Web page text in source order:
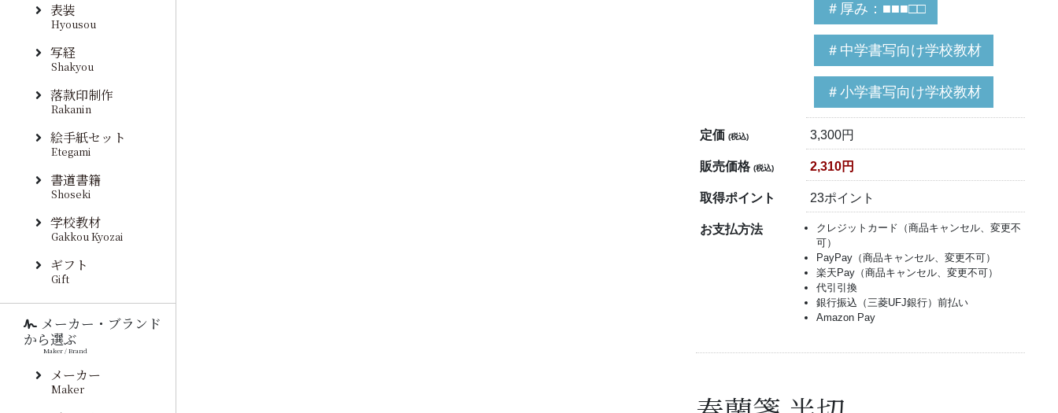
＃厚み：■■■□□
＃中学書写向け学校教材
＃小学書写向け学校教材
定価(税込) 3,300円
販売価格(税込) 2,310円
取得ポイント 23ポイント
お支払方法
クレジットカード（商品キャンセル、変更不
可）
PayPay（商品キャンセル、変更不可）
楽天Pay（商品キャンセル、変更不可）
代引引換
銀行振込（三菱UFJ銀行）前払い
Amazon Pay
表装
Hyousou
写経
Shakyou
落款印制作
Rakanin
絵手紙セット
Etegami
書道書籍
Shoseki
学校教材
Gakkou Kyozai
ギフト
Gift
メーカー・ブランド
から選ぶ
Maker / Brand
メーカー
Maker